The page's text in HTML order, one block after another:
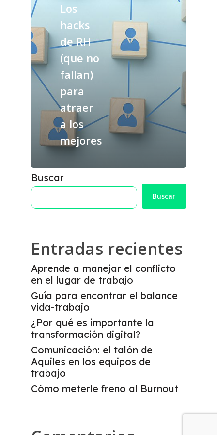
Los
hacks
de RH
(que no
fallan)
para
atraer
a los
mejores
Buscar
Buscar
Entradas recientes
Aprende a manejar el conflicto
en el lugar de trabajo
Guía para encontrar el balance
vida-trabajo
¿Por qué es importante la
transformación digital?
Comunicación: el talón de
Aquiles en los equipos de
trabajo
Cómo meterle freno al Burnout